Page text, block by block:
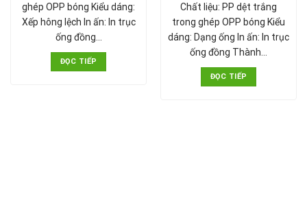
ghép OPP bóng Kiểu dáng:
Xếp hông lệch In ấn: In trục
ống đồng…
ĐỌC TIẾP
Chất liệu: PP dệt trắng
trong ghép OPP bóng Kiểu
dáng: Dạng ống In ấn: In trục
ống đồng Thành…
ĐỌC TIẾP